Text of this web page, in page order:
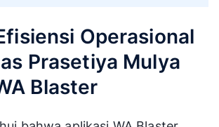
Cara Kirim Blast WhatsApp ke
Sekaligus dan Tips Anti